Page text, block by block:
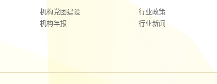
机构党团建设
机构年报
行业政策
行业新闻